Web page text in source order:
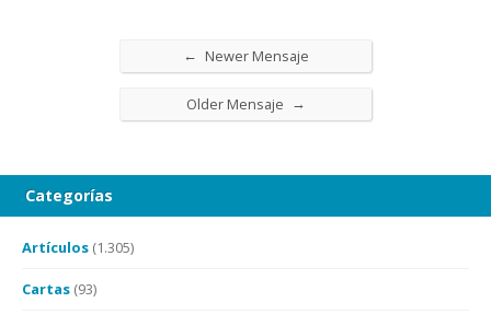
← Newer Mensaje
Older Mensaje →
Categorías
Artículos (1.305)
Cartas (93)